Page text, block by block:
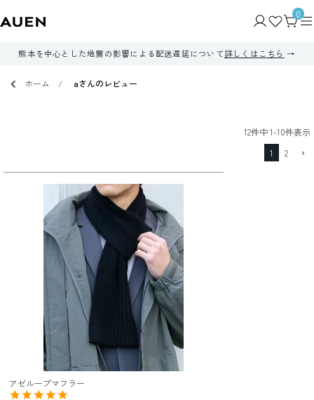
0
熊本を中心とした地震の影響による配送遅延について詳しくはこちら
ホーム aさんのレビュー
12件中1-10件表示
1
2
アゼループマフラー